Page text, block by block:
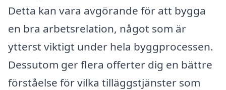
Detta kan vara avgörande för att bygga
en bra arbetsrelation, något som är
ytterst viktigt under hela byggprocessen.
Dessutom ger flera offerter dig en bättre
förståelse för vilka tilläggstjänster som